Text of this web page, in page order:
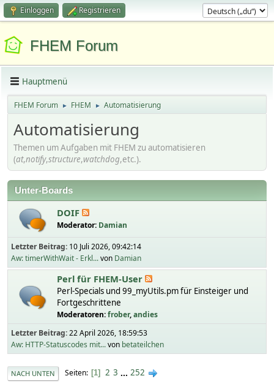
Einloggen Registrieren
FHEM Forum
Hauptmenü
FHEM Forum ► FHEM ► Automatisierung
Automatisierung
Themen um Aufgaben mit FHEM zu automatisieren
(at,notify,structure,watchdog,etc.).
Unter-Boards
DOIF
Moderator: Damian
Letzter Beitrag: 10 Juli 2026, 09:42:14
Aw: timerWithWait - Erkl...von Damian
Perl für FHEM-User
Perl-Specials und 99_myUtils.pm für Einsteiger und
Fortgeschrittene
Moderatoren:frober,andies
Letzter Beitrag:22 April 2026, 18:59:53
Aw: HTTP-Statuscodes mit...von betateilchen
NACH UNTEN Seiten 1 2 3 ... 252